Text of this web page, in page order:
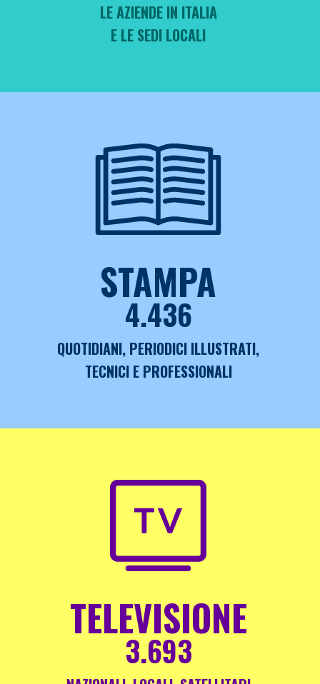
LE AZIENDE IN ITALIA
E LE SEDI LOCALI
STAMPA
4.436
QUOTIDIANI, PERIODICI ILLUSTRATI,
TECNICI E PROFESSIONALI
TELEVISIONE
3.693